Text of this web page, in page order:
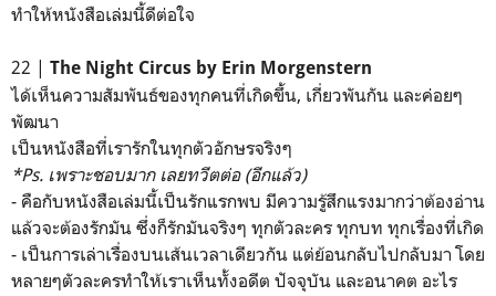
ทำให้หนังสือเล่มนี้ดีต่อใจ
22 | The Night Circus by Erin Morgenstern
ได้เห็นความสัมพันธ์ของทุกคนที่เกิดขึ้น, เกี่ยวพันกัน และค่อยๆ
พัฒนา
เป็นหนังสือที่เรารักในทุกตัวอักษรจริงๆ
*Ps. เพราะชอบมาก เลยทวีตต่อ (อีกแล้ว)
- คือกับหนังสือเล่มนี้เป็นรักแรกพบ มีความรู้สึกแรงมากว่าต้องอ่าน
แล้วจะต้องรักมัน ซึ่งก็รักมันจริงๆ ทุกตัวละคร ทุกบท ทุกเรื่องที่เกิด
- เป็นการเล่าเรื่องบนเส้นเวลาเดียวกัน แต่ย้อนกลับไปกลับมา โดย
หลายๆตัวละครทำให้เราเห็นทั้งอดีต ปัจจุบัน และอนาคต อะไร